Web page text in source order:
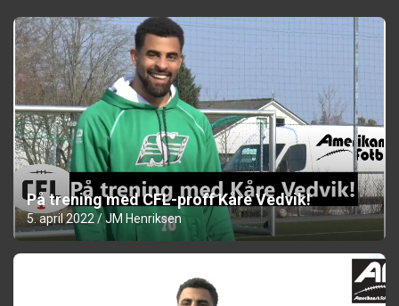
På trening med CFL-proff Kåre Vedvik!
5. april 2022 JM Henriksen